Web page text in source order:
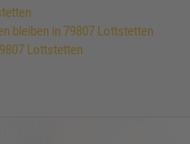
bleiben in 79807 Lottstetten
Lottstetten